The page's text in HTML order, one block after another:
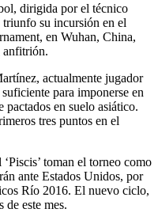
dirigida por el técnico
triunfo su incursión en el
en Wuhan, China,
anfitrión.
actualmente jugador
para imponerse en
pactados en suelo asiático.
tres puntos en el
toman el torneo como
ante Estados Unidos, por
Río 2016. El nuevo ciclo,
de este mes.